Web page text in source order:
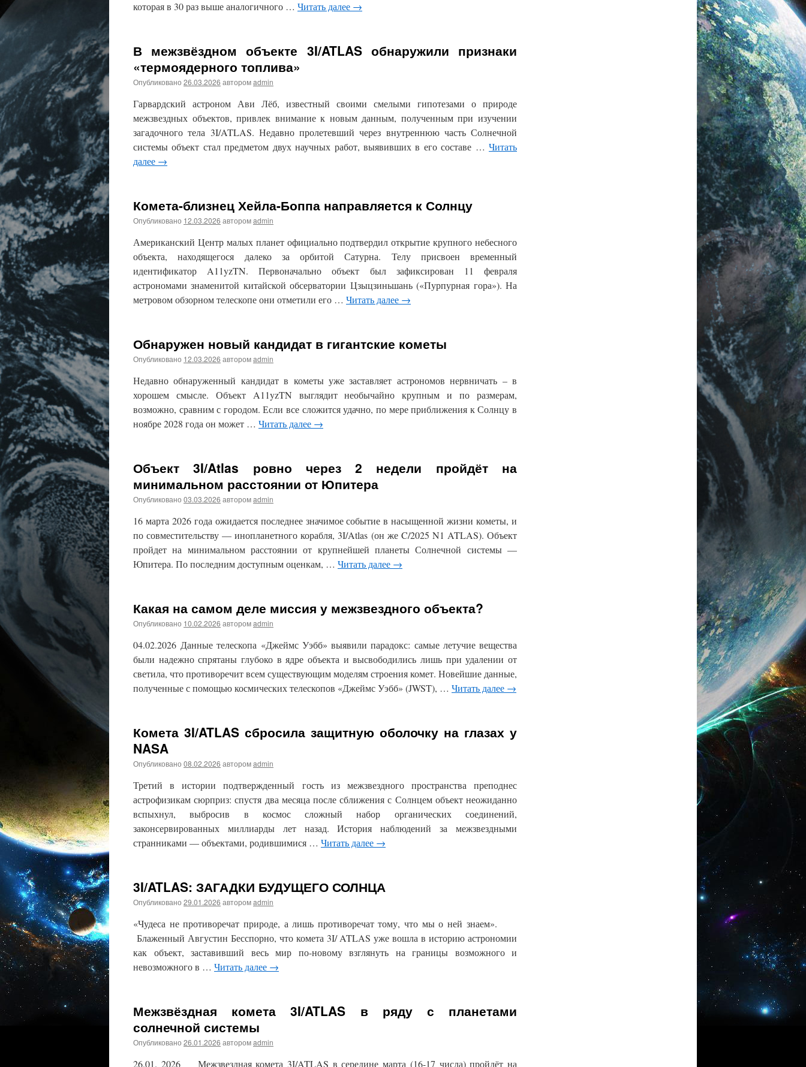
которая в 30 раз выше аналогичного … Читать далее →
В межзвёздном объекте 3I/ATLAS обнаружили признаки
«термоядерного топлива»
Опубликовано 26.03.2026 авторомadmin
Гарвардский астроном Ави Лёб, известный своими смелыми гипотезами о природе
межзвездных объектов, привлек внимание к новым данным, полученным при изучении
загадочного тела 3I/ATLAS. Недавно пролетевший через внутреннюю часть Солнечной
системы объект стал предметом двух научных работ, выявивших в его составе … Читать
далее →
Комета-близнец Хейла-Боппа направляется к Солнцу
Опубликовано 12.03.2026 авторомadmin
Американский Центр малых планет официально подтвердил открытие крупного небесного
объекта, находящегося далеко за орбитой Сатурна. Телу присвоен временный
идентификатор A11yzTN. Первоначально объект был зафиксирован 11 февраля
астрономами знаменитой китайской обсерватории Цзыцзиньшань («Пурпурная гора»). На
метровом обзорном телескопе они отметили его … Читать далее →
Обнаружен новый кандидат в гигантские кометы
Опубликовано 12.03.2026 авторомadmin
Недавно обнаруженный кандидат в кометы уже заставляет астрономов нервничать – в
хорошем смысле. Объект A11yzTN выглядит необычайно крупным и по размерам,
возможно, сравним с городом. Если все сложится удачно, по мере приближения к Солнцу в
ноябре 2028 года он может … Читать далее →
Объект 3I/Atlas ровно через 2 недели пройдёт на
минимальном расстоянии от Юпитера
Опубликовано 03.03.2026 авторомadmin
16 марта 2026 года ожидается последнее значимое событие в насыщенной жизни кометы, и
по совместительству — инопланетного корабля, 3I/Atlas (он же C/2025 N1 ATLAS). Объект
пройдет на минимальном расстоянии от крупнейшей планеты Солнечной системы —
Юпитера. По последним доступным оценкам, … Читать далее →
Какая на самом деле миссия у межзвездного объекта?
Опубликовано 10.02.2026 авторомadmin
04.02.2026 Данные телескопа «Джеймс Уэбб» выявили парадокс: самые летучие вещества
были надежно спрятаны глубоко в ядре объекта и высвободились лишь при удалении от
светила, что противоречит всем существующим моделям строения комет. Новейшие данные,
полученные с помощью космических телескопов «Джеймс Уэбб» (JWST), … Читать далее →
Комета 3I/ATLAS сбросила защитную оболочку на глазах у
NASA
Опубликовано 08.02.2026 авторомadmin
Третий в истории подтвержденный гость из межзвездного пространства преподнес
астрофизикам сюрприз: спустя два месяца после сближения с Солнцем объект неожиданно
вспыхнул, выбросив в космос сложный набор органических соединений,
законсервированных миллиарды лет назад. История наблюдений за межзвездными
странниками — объектами, родившимися … Читать далее →
3I/ATLAS: ЗАГАДКИ БУДУЩЕГО СОЛНЦА
Опубликовано 29.01.2026 авторомadmin
«Чудеса не противоречат природе, а лишь противоречат тому, что мы о ней знаем».
Блаженный Августин Бесспорно, что комета 3I/ ATLAS уже вошла в историю астрономии
как объект, заставивший весь мир по-новому взглянуть на границы возможного и
невозможного в … Читать далее →
Межзвёздная комета 3I/ATLAS в ряду с планетами
солнечной системы
Опубликовано 26.01.2026 авторомadmin
26.01. 2026 Межзвездная комета 3I/ATLAS в середине марта (16-17 числа) пройдёт на